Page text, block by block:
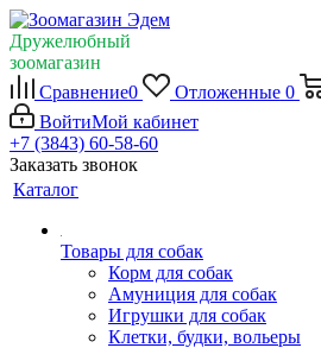
Дружелюбный
зоомагазин
Сравнение0 Отложенные 0
ВойтиМой кабинет
+7 (3843) 60-58-60
Заказать звонок
Каталог
Товары для собак
Корм для собак
Амуниция для собак
Игрушки для собак
Клетки, будки, вольеры